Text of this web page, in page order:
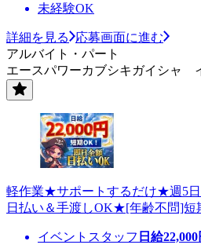
未経験OK
詳細を見る
応募画面に進む
アルバイト・パート
エースパワーカブシキガイシャ
軽作業★サポートするだけ★週5
日払い＆手渡しOK★[年齢不問]短
イベントスタッフ 日給22,000